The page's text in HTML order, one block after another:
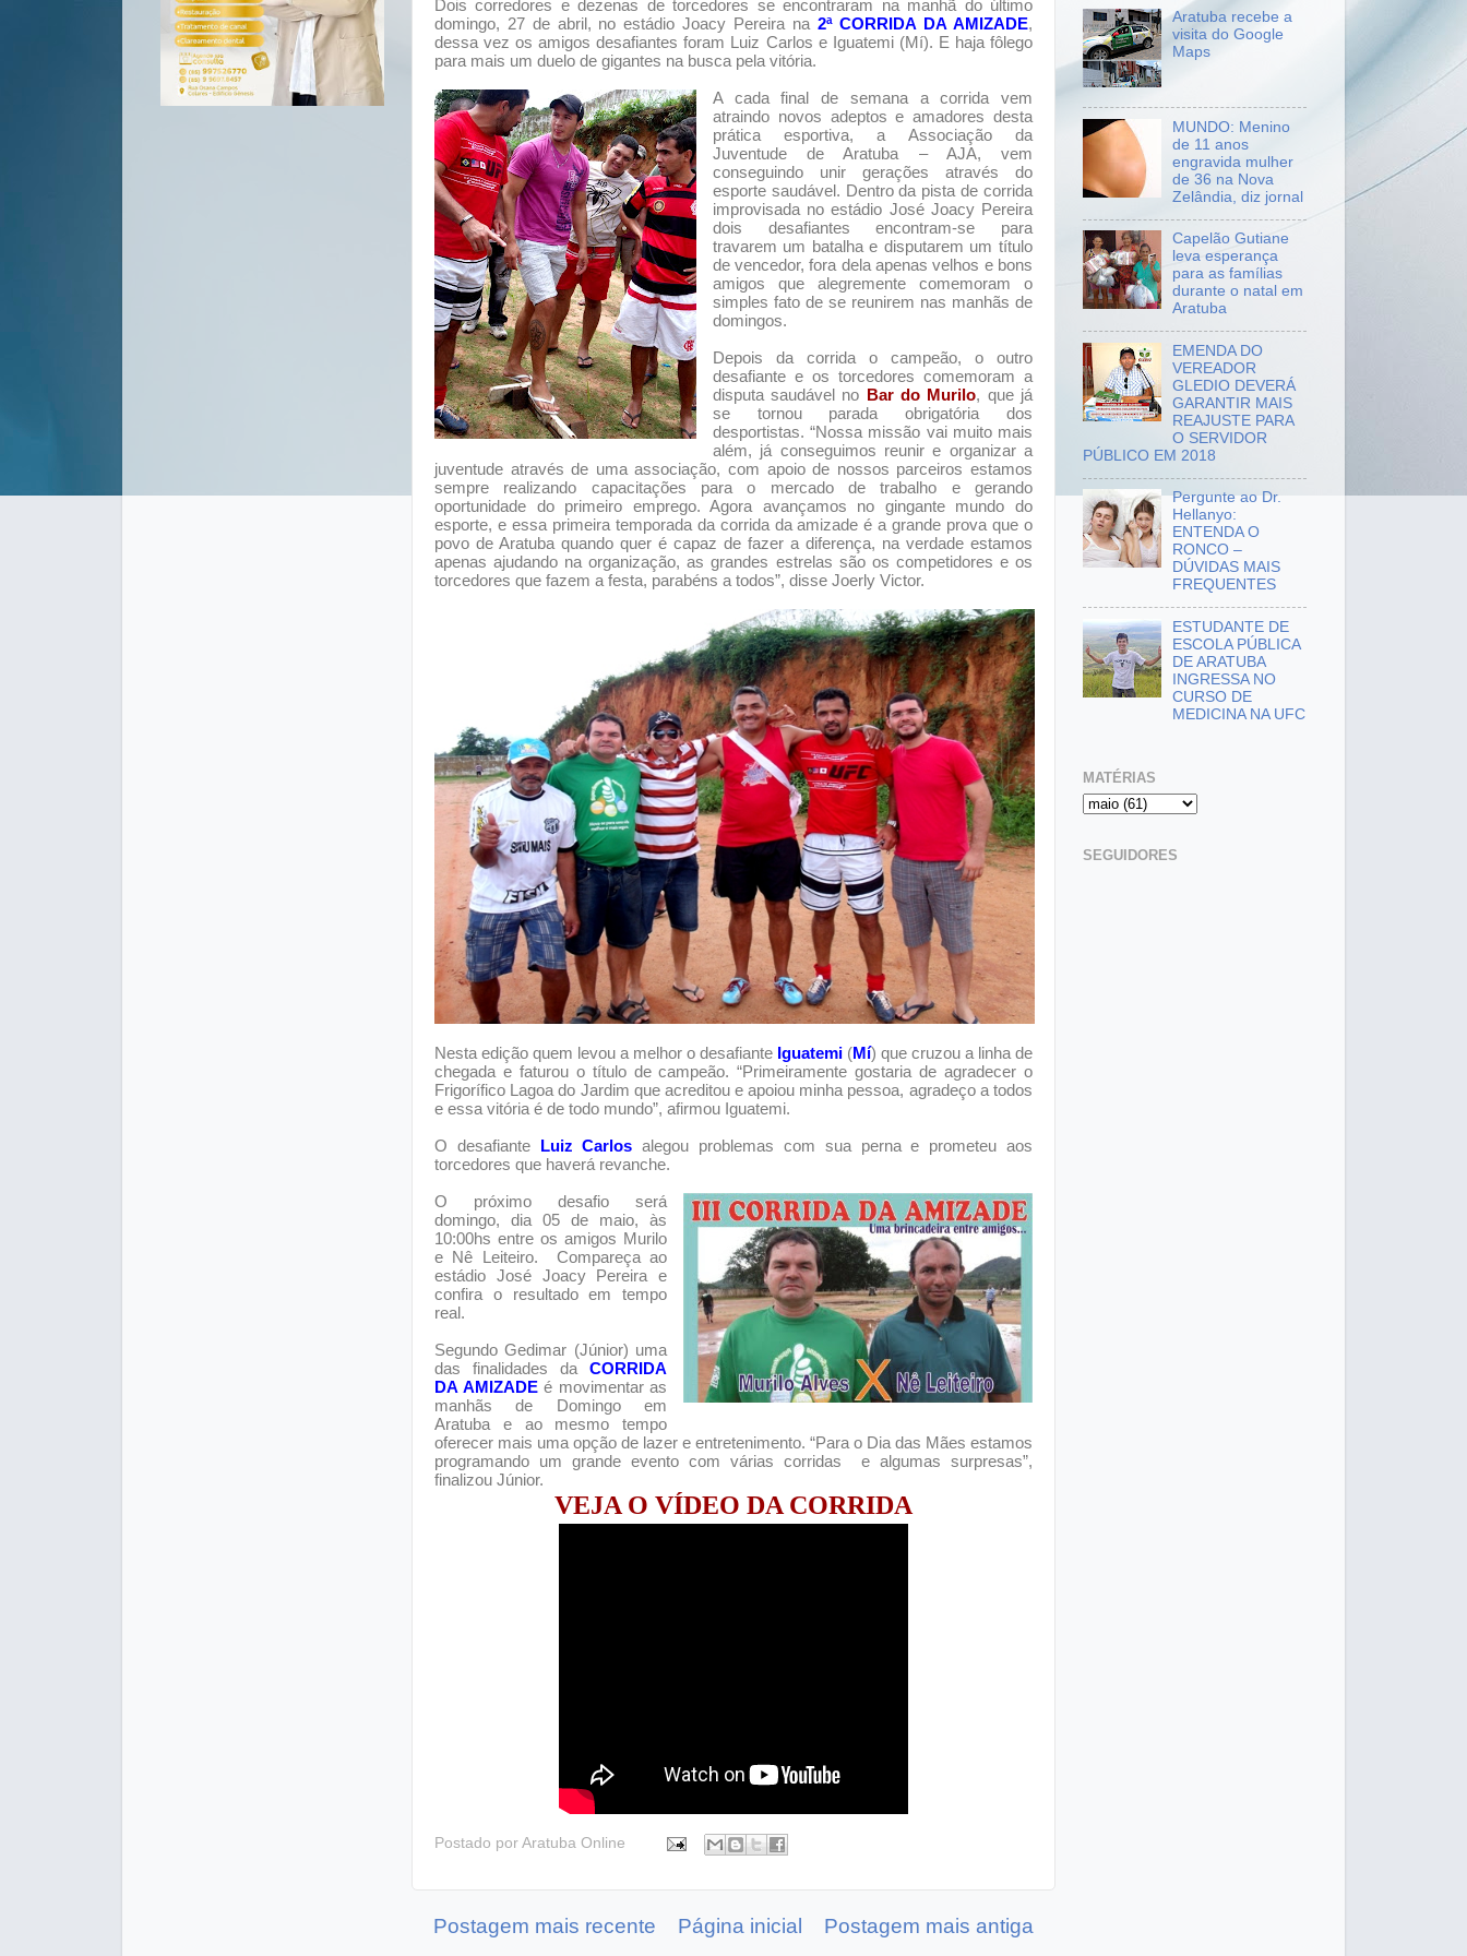
Dois corredores e dezenas de torcedores se encontraram na manhã do último
domingo, 27 de abril, no estádio Joacy Pereira na 2ª CORRIDA DA AMIZADE,
dessa vez os amigos desafiantes foram Luiz Carlos e Iguatemi (Mí). E haja fôlego
para mais um duelo de gigantes na busca pela vitória.
A cada final de semana a corrida vem
atraindo novos adeptos e amadores desta
prática esportiva, a Associação da
Juventude de Aratuba – AJA, vem
conseguindo unir gerações através do
esporte saudável. Dentro da pista de corrida
improvisada no estádio José Joacy Pereira
dois desafiantes encontram-se para
travarem um batalha e disputarem um título
de vencedor, fora dela apenas velhos e bons
amigos que alegremente comemoram o
simples fato de se reunirem nas manhãs de
domingos.
Depois da corrida o campeão, o outro
desafiante e os torcedores comemoram a
disputa saudável no
Bar do Murilo, que já
se tornou parada obrigatória dos
desportistas. “Nossa missão vai muito mais
além, já conseguimos reunir e organizar a
juventude através de uma associação, com apoio de nossos parceiros estamos
sempre realizando capacitações para o mercado de trabalho e gerando
oportunidade do primeiro emprego. Agora avançamos no gingante mundo do
esporte, e essa primeira temporada da corrida da amizade é a grande prova que o
povo de Aratuba quando quer é capaz de fazer a diferença, na verdade estamos
apenas ajudando na organização, as grandes estrelas são os competidores e os
torcedores que fazem a festa, parabéns a todos”, disse Joerly Victor.
Nesta edição quem levou a melhor o desafiante Iguatemi (Mí) que cruzou a linha de
chegada e faturou o título de campeão. “Primeiramente gostaria de agradecer o
Frigorífico Lagoa do Jardim que acreditou e apoiou minha pessoa, agradeço a todos
e essa vitória é de todo mundo”, afirmou Iguatemi.
O desafiante Luiz Carlos alegou problemas com sua perna e prometeu aos
torcedores que haverá revanche.
O próximo desafio será
domingo, dia 05 de maio, às
10:00hs entre os amigos Murilo
e Nê Leiteiro. Compareça ao
estádio José Joacy Pereira e
confira o resultado em tempo
real.
Segundo Gedimar (Júnior) uma
das finalidades daCORRIDA
DA AMIZADEé movimentar as
manhãs de Domingo em
Aratuba e ao mesmo tempo
oferecer mais uma opção de lazer e entretenimento. “Para o Dia das Mães estamos
programando um grande evento com várias corridas e algumas surpresas”,
finalizou Júnior.
VEJA O VÍDEO DA CORRIDA
Postado por Aratuba Online
Postagem mais recente Postagem mais antiga
Página inicial
Aratuba recebe a
visita do Google
Maps
MUNDO: Menino
de 11 anos
engravida mulher
de 36 na Nova
Zelândia, diz jornal
Capelão Gutiane
leva esperança
para as famílias
durante o natal em
Aratuba
EMENDA DO
VEREADOR
GLEDIO DEVERÁ
GARANTIR MAIS
REAJUSTE PARA
O SERVIDOR
PÚBLICO EM 2018
Pergunte ao Dr.
Hellanyo:
ENTENDA O
RONCO –
DÚVIDAS MAIS
FREQUENTES
ESTUDANTE DE
ESCOLA PÚBLICA
DE ARATUBA
INGRESSA NO
CURSO DE
MEDICINA NA UFC
MATÉRIAS
SEGUIDORES